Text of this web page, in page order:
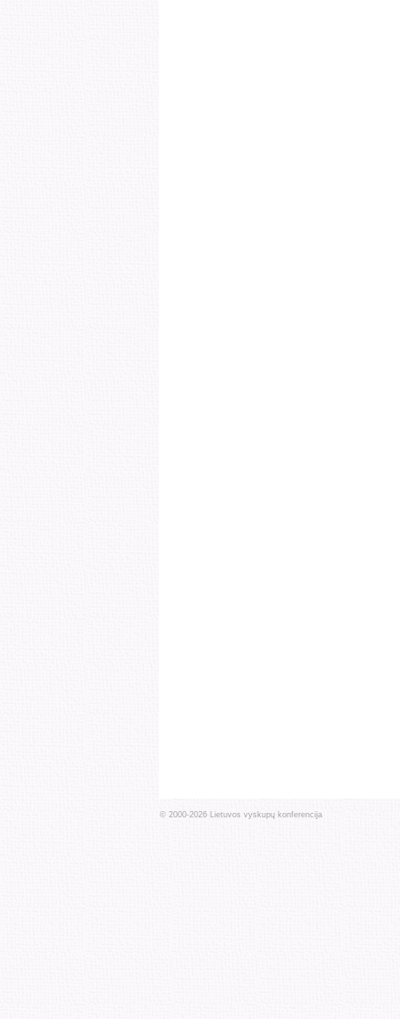
© 2000-2026 Lietuvos vyskupų konferencija